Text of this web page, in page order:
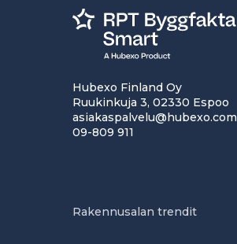
Hubexo Finland Oy
Ruukinkuja 3, 02330 Espoo
asiakaspalvelu@hubexo.com
09-809 911
Rakennusalan trendit